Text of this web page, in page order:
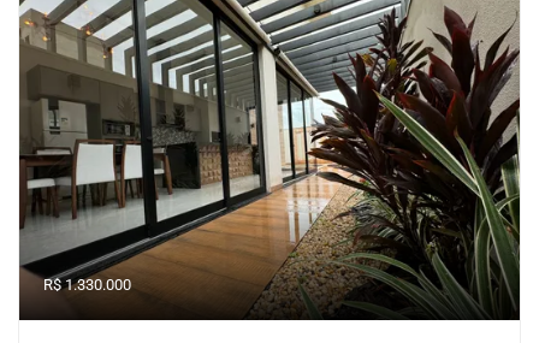
R$ 1.330.000